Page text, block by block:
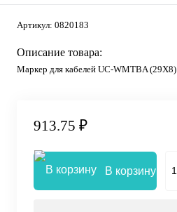
Артикул: 0820183
Описание товара:
Маркер для кабелей UC-WMTBA (29X8)
913.75 ₽
В корзину